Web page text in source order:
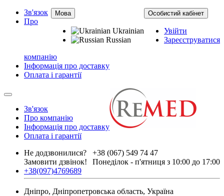
Особистий кабінет
Увійти
Зареєструватися
Мова
Ukrainian
Russian
Зв'язок
Про
компанію
Інформація про доставку
Оплата і гарантії
Зв'язок
Про компанію
Інформація про доставку
Оплата і гарантії
+38 (067) 549 74 47
Понеділок - п'ятниця з 10:00 до 17:00
Не додзвонилися?
Замовити дзвінок!
+38(097)4769689
Дніпро, Дніпропетровська область, Україна